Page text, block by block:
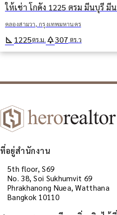
คลองสามวา, กรุงเทพมหานคร
square_foot 1225ตร.ม. park307 ตร.ว
ที่อยู่สำนักงาน
5th floor, S69
No. 38, Soi Sukhumvit 69
Phrakhanong Nuea, Watthana
Bangkok 10110